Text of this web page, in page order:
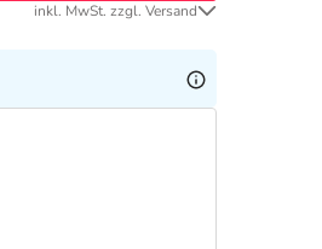
inkl. MwSt. zzgl. Versand